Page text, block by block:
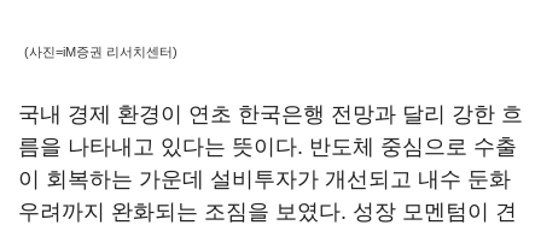
(사진=iM증권 리서치센터)
국내 경제 환경이 연초 한국은행 전망과 달리 강한 흐
름을 나타내고 있다는 뜻이다. 반도체 중심으로 수출
이 회복하는 가운데 설비투자가 개선되고 내수 둔화
우려까지 완화되는 조짐을 보였다. 성장 모멘텀이 견